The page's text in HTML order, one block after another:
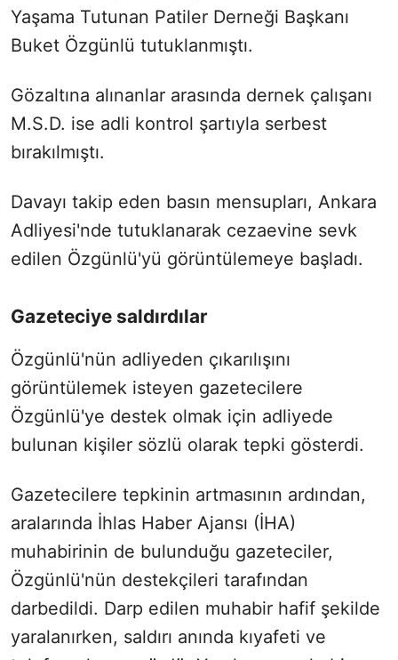
Yaşama Tutunan Patiler Derneği Başkanı
Buket Özgünlü tutuklanmıştı.
Gözaltına alınanlar arasında dernek çalışanı
M.S.D. ise adli kontrol şartıyla serbest
bırakılmıştı.
Davayı takip eden basın mensupları, Ankara
Adliyesi'nde tutuklanarak cezaevine sevk
edilen Özgünlü'yü görüntülemeye başladı.
Gazeteciye saldırdılar
Özgünlü'nün adliyeden çıkarılışını
görüntülemek isteyen gazetecilere
Özgünlü'ye destek olmak için adliyede
bulunan kişiler sözlü olarak tepki gösterdi.
Gazetecilere tepkinin artmasının ardından,
aralarında İhlas Haber Ajansı (İHA)
muhabirinin de bulunduğu gazeteciler,
Özgünlü'nün destekçileri tarafından
darbedildi. Darp edilen muhabir hafif şekilde
yaralanırken, saldırı anında kıyafeti ve